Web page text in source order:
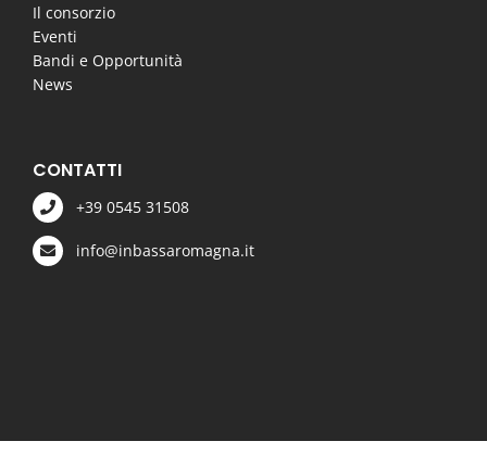
Il consorzio
Eventi
Bandi e Opportunità
News
CONTATTI
+39 0545 31508
info@inbassaromagna.it